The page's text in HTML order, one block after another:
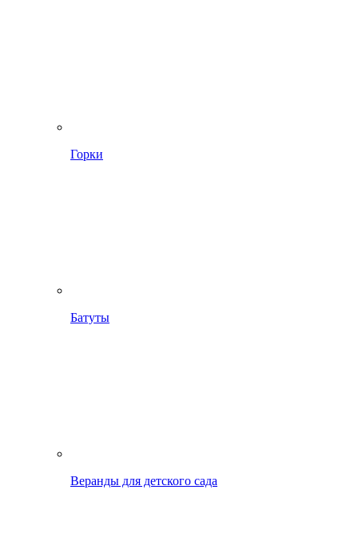
Горки
Батуты
Веранды для детского сада